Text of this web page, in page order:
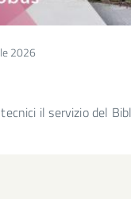
2026
il servizio del